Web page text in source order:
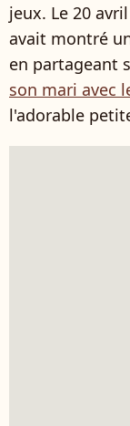
jeux. Le 20
avait montré
en partageant
son mari avec
l'adorable